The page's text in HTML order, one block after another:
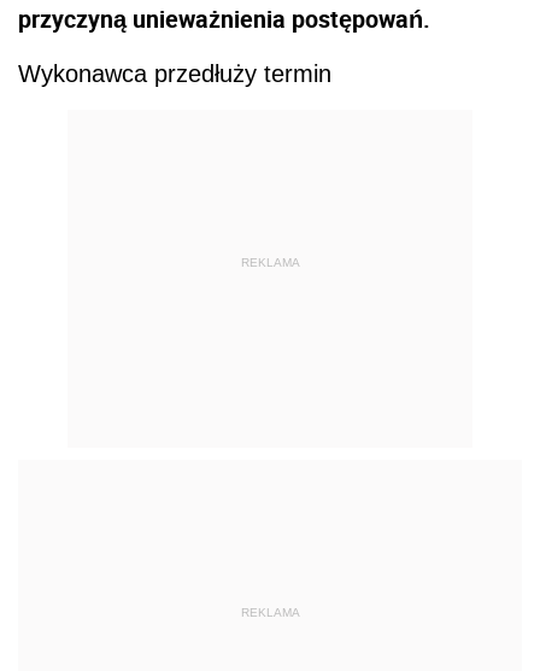
przyczyną unieważnienia postępowań.
Wykonawca przedłuży termin
REKLAMA
REKLAMA